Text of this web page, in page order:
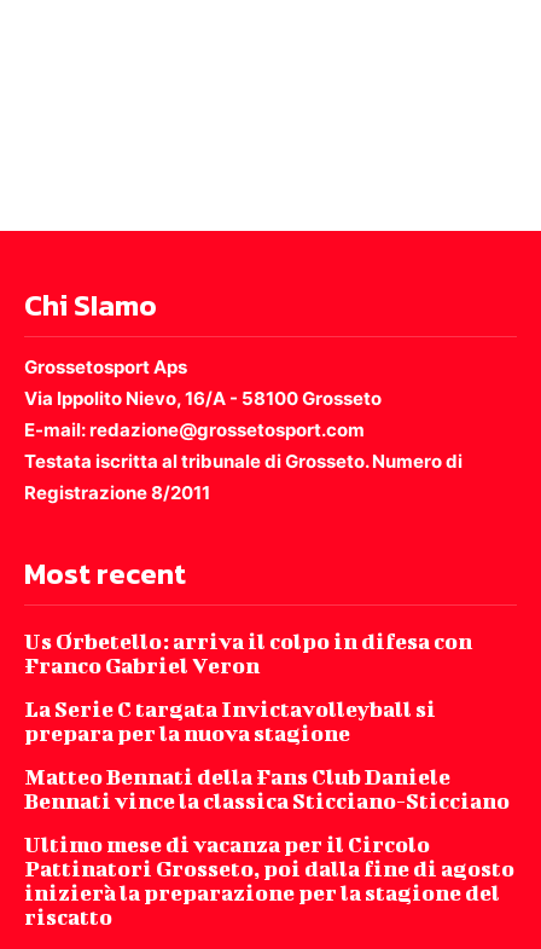
Chi SIamo
Grossetosport Aps
Via Ippolito Nievo, 16/A - 58100 Grosseto
E-mail: redazione@grossetosport.com
Testata iscritta al tribunale di Grosseto. Numero di
Registrazione 8/2011
Most recent
Us Orbetello: arriva il colpo in difesa con
Franco Gabriel Veron
La Serie C targata Invictavolleyball si
prepara per la nuova stagione
Matteo Bennati della Fans Club Daniele
Bennati vince la classica Sticciano-Sticciano
Ultimo mese di vacanza per il Circolo
Pattinatori Grosseto, poi dalla fine di agosto
inizierà la preparazione per la stagione del
riscatto